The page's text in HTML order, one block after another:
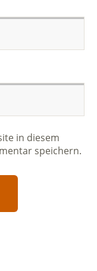
in diesem
speichern.